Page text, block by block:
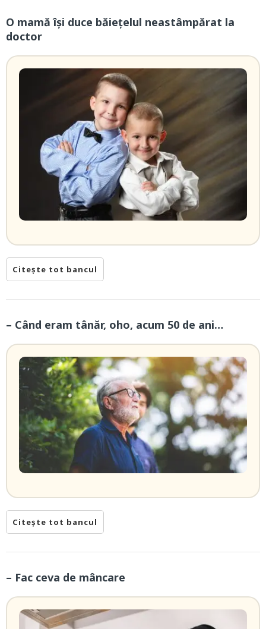
O mamă îşi duce băieţelul neastâmpărat la
doctor
Citește tot bancul
– Când eram tânăr, oho, acum 50 de ani…
Citește tot bancul
– Fac ceva de mâncare